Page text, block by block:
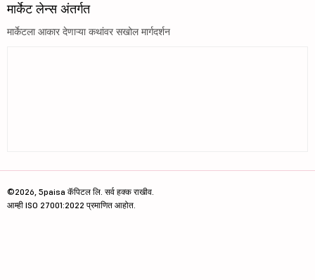
मार्केट लेन्स अंतर्गत
मार्केटला आकार देणाऱ्या कथांवर सखोल मार्गदर्शन
©2026, 5paisa कॅपिटल लि. सर्व हक्क राखीव.
आम्ही ISO 27001:2022 प्रमाणित आहोत.